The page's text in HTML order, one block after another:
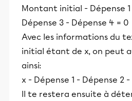
Montant initial - Dépense 1
Dépense 3 - Dépense 4 = 0
Avec les informations du
initial étant de x, on peut
ainsi:
x - Dépense 1 - Dépense 2
Il te restera ensuite à